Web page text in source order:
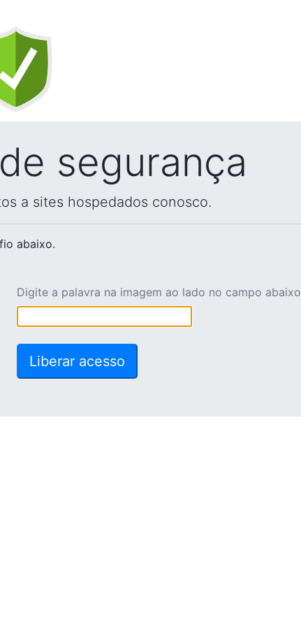
segurança
a sites hospedados conosco.
abaixo.
Digite a palavra na imagem ao lado no campo abaixo